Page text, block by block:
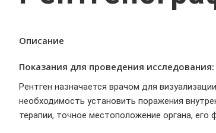
Описание
Показания для проведения исследования:
Рентген назначается врачом для
необходимость установить поражения
терапии, точное местоположение органа,